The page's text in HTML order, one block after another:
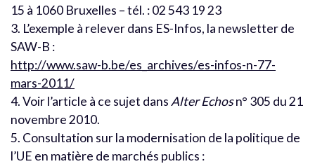
15 à 1060 Bruxelles – tél. : 02 543 19 23
3. L’exemple à relever dans ES-Infos, la newsletter de
SAW-B :
http://www.saw-b.be/es_archives/es-infos-n-77-
mars-2011/
4. Voir l’article à ce sujet dans Alter Echosn° 305 du 21
novembre 2010.
5. Consultation sur la modernisation de la politique de
l’UE en matière de marchés publics :